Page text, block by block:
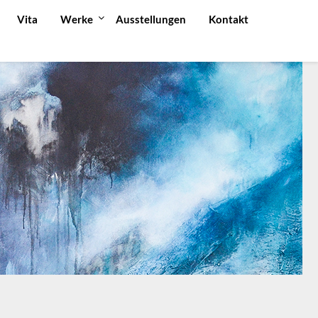
Vita Werke Ausstellungen Kontakt